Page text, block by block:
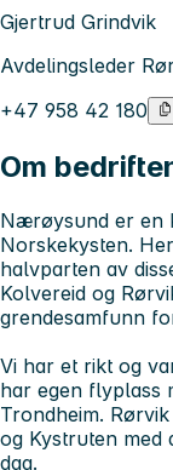
Gjertrud Grindvik
Avdelingsleder
+47 958 42 180
Om
Nærøysund er en
Norskekysten.
halvparten av
Kolvereid og
grendesamfunn
Vi har et rikt og
har egen flyplass
Trondheim.
og Kystruten med
dag.